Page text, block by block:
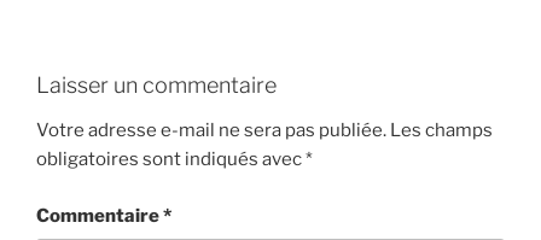
Laisser un commentaire
Votre adresse e-mail ne sera pas publiée. Les champs
obligatoires sont indiqués avec*
Commentaire*